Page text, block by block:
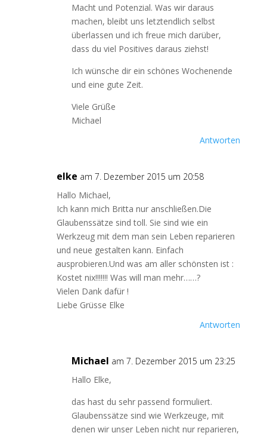
Macht und Potenzial. Was wir daraus
machen, bleibt uns letztendlich selbst
überlassen und ich freue mich darüber,
dass du viel Positives daraus ziehst!
Ich wünsche dir ein schönes Wochenende
und eine gute Zeit.
Viele Grüße
Michael
Antworten
elke am 7. Dezember 2015 um 20:58
Hallo Michael,
Ich kann mich Britta nur anschließen.Die
Glaubenssätze sind toll. Sie sind wie ein
Werkzeug mit dem man sein Leben reparieren
und neue gestalten kann. Einfach
ausprobieren.Und was am aller schönsten ist :
Kostet nix!!!!!!! Was will man mehr……?
Vielen Dank dafür !
Liebe Grüsse Elke
Antworten
Michael am 7. Dezember 2015 um 23:25
Hallo Elke,
das hast du sehr passend formuliert.
Glaubenssätze sind wie Werkzeuge, mit
denen wir unser Leben nicht nur reparieren,